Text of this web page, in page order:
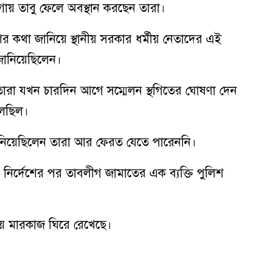
তাবু ফেলে অবস্থান করছেন তারা।
কথা জানিয়ে স্থানীয় সরকার ধর্মীয় নেতাদের এই
যখন চারদিন আগে সম্মেলন স্থগিতের ঘোষণা দেন
তারা আর ফেরত যেতে পারেননি।
পর তাবলীগ জামাতের এক ব্যক্তি পুলিশ
ঘিরে রেখেছে।